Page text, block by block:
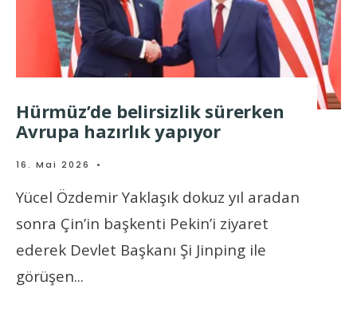
Hürmüz’de belirsizlik sürerken
Avrupa hazırlık yapıyor
16. Mai 2026 •
Yücel Özdemir Yaklaşık dokuz yıl aradan
sonra Çin’in başkenti Pekin’i ziyaret
ederek Devlet Başkanı Şi Jinping ile
görüşen...